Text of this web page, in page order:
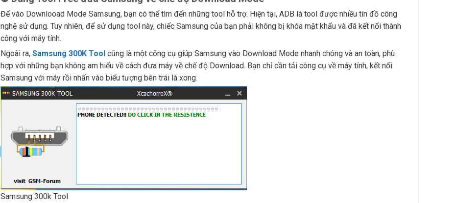
Để vào Downlooad Mode Samsung, bạn có thể tìm đến những tool hỗ trợ. Hiện tại, ADB là tool được nhiều tín đồ công
nghệ sử dụng. Tuy nhiên, để sử dụng tool này, chiếc Samsung của bạn phải không bị khóa mật khẩu và đã kết nối thành
công với máy tính.
Ngoài ra, Samsung 300K Toolcũng là một công cụ giúp Samsung vào Download Mode nhanh chóng và an toàn, phù
hợp với những bạn không am hiểu về cách đưa máy về chế độ Download. Bạn chỉ cần tải công cụ về máy tính, kết nối
Samsung với máy rồi nhấn vào biểu tượng bên trái là xong.
Samsung 300k Tool